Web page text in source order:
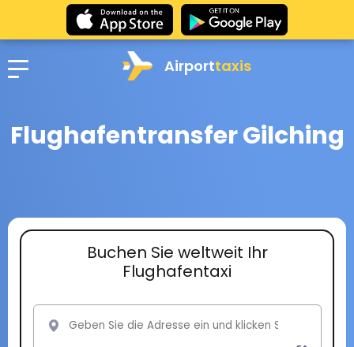
Airporttaxis
Flughafentransfer Gilching
Buchen Sie weltweit Ihr
Flughafentaxi